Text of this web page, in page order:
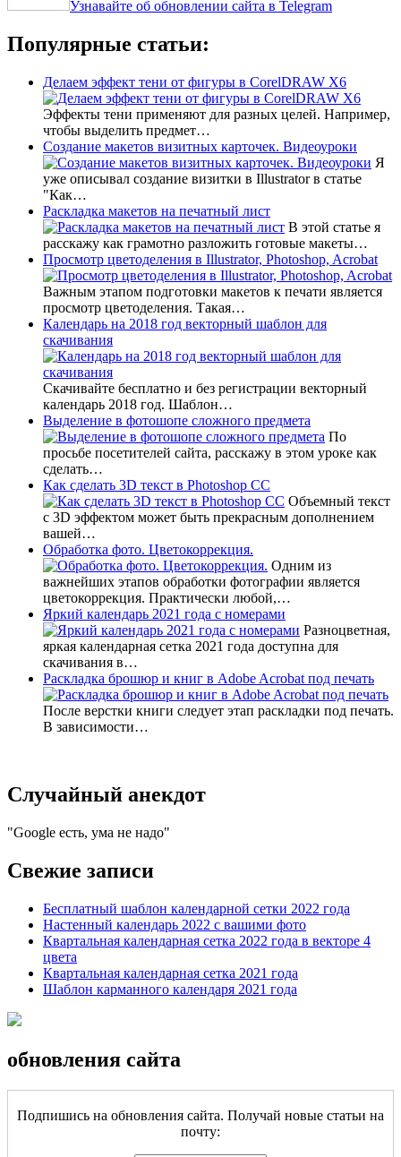
Узнавайте об обновлении сайта в Telegram
Популярные статьи:
Делаем эффект тени от фигуры в CorelDRAW X6
Эффекты тени применяют для разных целей. Например,
чтобы выделить предмет…
Создание макетов визитных карточек. Видеоуроки
Я
уже описывал создание визитки в Illustrator в статье
"Как…
Раскладка макетов на печатный лист
В этой статье я
расскажу как грамотно разложить готовые макеты…
Просмотр цветоделения в Illustrator, Photoshop, Acrobat
Важным этапом подготовки макетов к печати является
просмотр цветоделения. Такая…
Календарь на 2018 год векторный шаблон для
скачивания
Скачивайте бесплатно и без регистрации векторный
календарь 2018 год. Шаблон…
Выделение в фотошопе сложного предмета
По
просьбе посетителей сайта, расскажу в этом уроке как
сделать…
Как сделать 3D текст в Photoshop CC
Объемный текст
с 3D эффектом может быть прекрасным дополнением
вашей…
Обработка фото. Цветокоррекция.
Одним из
важнейших этапов обработки фотографии является
цветокоррекция. Практически любой,…
Яркий календарь 2021 года с номерами
Разноцветная,
яркая календарная сетка 2021 года доступна для
скачивания в…
Раскладка брошюр и книг в Adobe Acrobat под печать
После верстки книги следует этап раскладки под печать.
В зависимости…
Случайный анекдот
Google есть, ума не надо
Свежие записи
Бесплатный шаблон календарной сетки 2022 года
Настенный календарь 2022 с вашими фото
Квартальная календарная сетка 2022 года в векторе 4
цвета
Квартальная календарная сетка 2021 года
Шаблон карманного календаря 2021 года
обновления сайта
Подпишись на обновления сайта. Получай новые статьи на
почту: